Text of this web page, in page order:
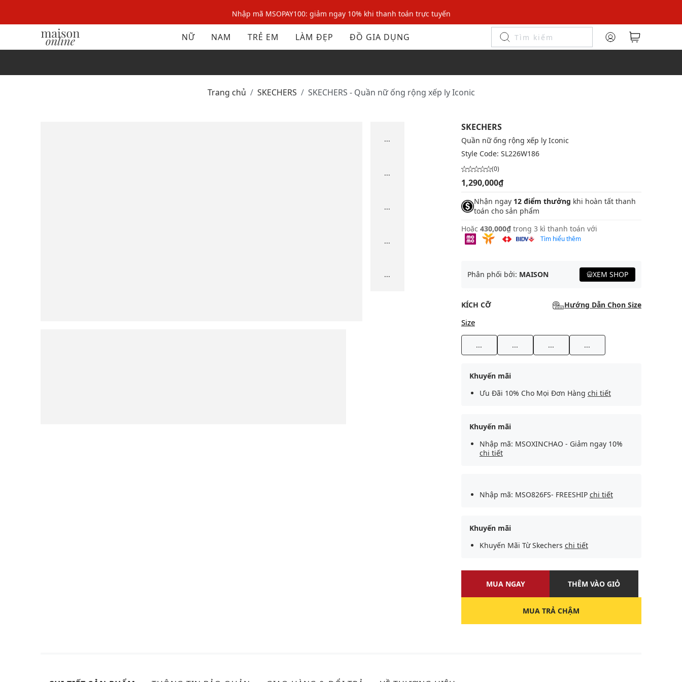
Nhập mã MSOPAY100: giảm ngay 10% khi thanh toán trực tuyến
Nhập mã: MSOXINCHAO - Giảm 10% đơn đầu cho thành viên mới!
Nhập mã MSOPAY100: giảm ngay 10% khi thanh toán trực tuyến
NỮ NAM TRẺ EM LÀM ĐẸP ĐỒ GIA DỤNG
Trang chủ SKECHERS SKECHERS - Quần nữ ống rộng xếp ly Iconic
...
...
...
...
...
SKECHERS
Quần nữ ống rộng xếp ly Iconic
Style Code: SL226W186
(0)
1,290,000₫
Nhận ngay 12 điểm thưởng khi hoàn tất thanh
toán cho sản phẩm
Hoặc 430,000₫ trong 3 kì thanh toán với
Tìm hiểu thêm
Phân phối bởi: MAISON XEM SHOP
KÍCH CỠ Hướng Dẫn Chọn Size
Size
... ... ... ...
Khuyến mãi
Ưu Đãi 10% Cho Mọi Đơn Hàng chi tiết
Khuyến mãi
Nhập mã: MSOXINCHAO - Giảm ngay 10%
chi tiết
Nhập mã: MSO826FS- FREESHIP chi tiết
Khuyến mãi
Khuyến Mãi Từ Skechers chi tiết
MUA NGAY THÊM VÀO GIỎ
MUA TRẢ CHẬM